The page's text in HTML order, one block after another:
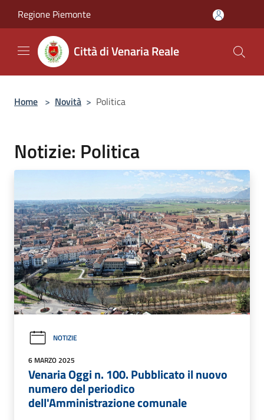
Regione Piemonte
Città di Venaria Reale
Home > Novità > Politica
Notizie: Politica
NOTIZIE
6 MARZO 2025
Venaria Oggi n. 100. Pubblicato il nuovo
numero del periodico
dell'Amministrazione comunale